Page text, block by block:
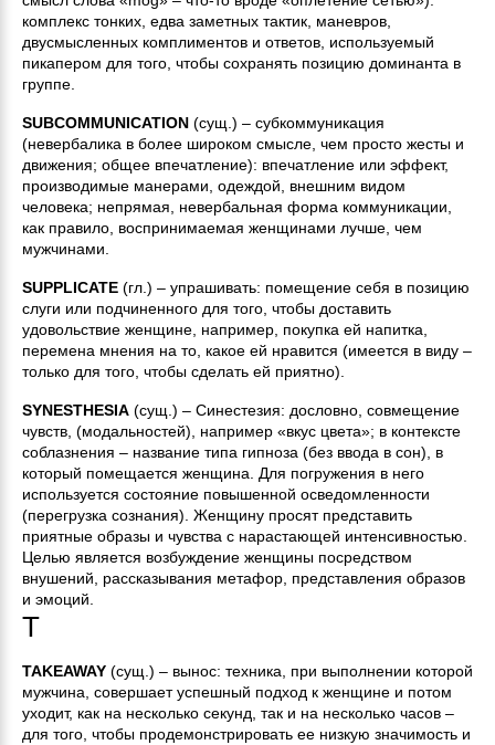
комплекс тонких, едва заметных тактик, маневров,
двусмысленных комплиментов и ответов, используемый
пикапером для того, чтобы сохранять позицию доминанта в
группе.
SUBCOMMUNICATION (сущ.) – субкоммуникация
(невербалика в более широком смысле, чем просто жесты и
движения; общее впечатление): впечатление или эффект,
производимые манерами, одеждой, внешним видом
человека; непрямая, невербальная форма коммуникации,
как правило, воспринимаемая женщинами лучше, чем
мужчинами.
SUPPLICATE (гл.) – упрашивать: помещение себя в позицию
слуги или подчиненного для того, чтобы доставить
удовольствие женщине, например, покупка ей напитка,
перемена мнения на то, какое ей нравится (имеется в виду –
только для того, чтобы сделать ей приятно).
SYNESTHESIA (сущ.) – Синестезия: дословно, совмещение
чувств, (модальностей), например «вкус цвета»; в контексте
соблазнения – название типа гипноза (без ввода в сон), в
который помещается женщина. Для погружения в него
используется состояние повышенной осведомленности
(перегрузка сознания). Женщину просят представить
приятные образы и чувства с нарастающей интенсивностью.
Целью является возбуждение женщины посредством
внушений, рассказывания метафор, представления образов
и эмоций.
T
TAKEAWAY (сущ.) – вынос: техника, при выполнении которой
мужчина, совершает успешный подход к женщине и потом
уходит, как на несколько секунд, так и на несколько часов –
для того, чтобы продемонстрировать ее низкую значимость и